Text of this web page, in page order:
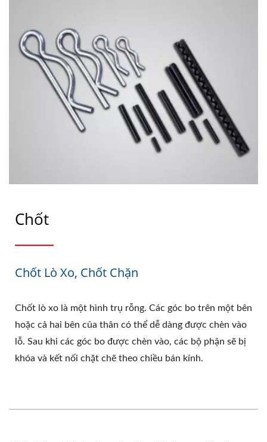
Chốt
Chốt Lò Xo, Chốt Chặn
Chốt lò xo là một hình trụ rỗng. Các góc bo trên một bên
hoặc cả hai bên của thân có thể dễ dàng được chèn vào
lỗ. Sau khi các góc bo được chèn vào, các bộ phận sẽ bị
khóa và kết nối chặt chẽ theo chiều bán kính.